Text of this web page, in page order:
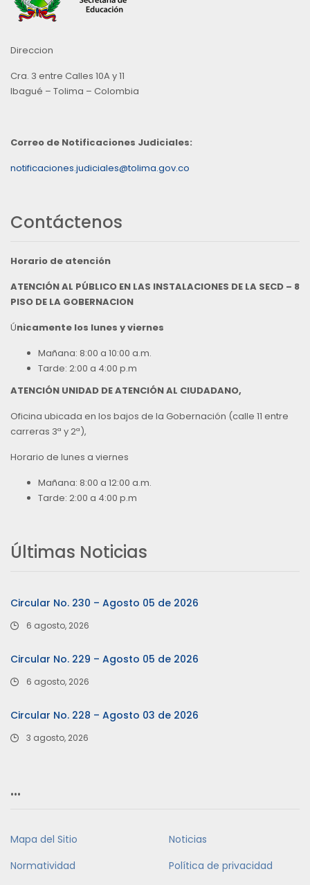
Direccion
Cra. 3 entre Calles 10A y 11
Ibagué – Tolima – Colombia
Correo de Notificaciones Judiciales:
notificaciones.judiciales@tolima.gov.co
Contáctenos
Horario de atención
ATENCIÓN AL PÚBLICO EN LAS INSTALACIONES DE LA SECD – 8
PISO DE LA GOBERNACION
Únicamente los lunes y viernes
Mañana: 8:00 a 10:00 a.m.
Tarde: 2:00 a 4:00 p.m
ATENCIÓN UNIDAD DE ATENCIÓN AL CIUDADANO,
Oficina ubicada en los bajos de la Gobernación (calle 11 entre
carreras 3ª y 2ª),
Horario de lunes a viernes
Mañana: 8:00 a 12:00 a.m.
Tarde: 2:00 a 4:00 p.m
Últimas Noticias
Circular No. 230 – Agosto 05 de 2026
6 agosto, 2026
Circular No. 229 – Agosto 05 de 2026
6 agosto, 2026
Circular No. 228 – Agosto 03 de 2026
3 agosto, 2026
…
Mapa del Sitio
Noticias
Normatividad
Política de privacidad